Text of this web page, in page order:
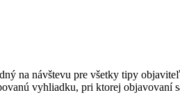
na návštevu pre všetky tipy
vyhliadku, pri ktorej